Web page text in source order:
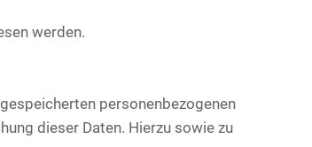
werden.
personenbezogenen
dieser Daten. Hierzu sowie zu